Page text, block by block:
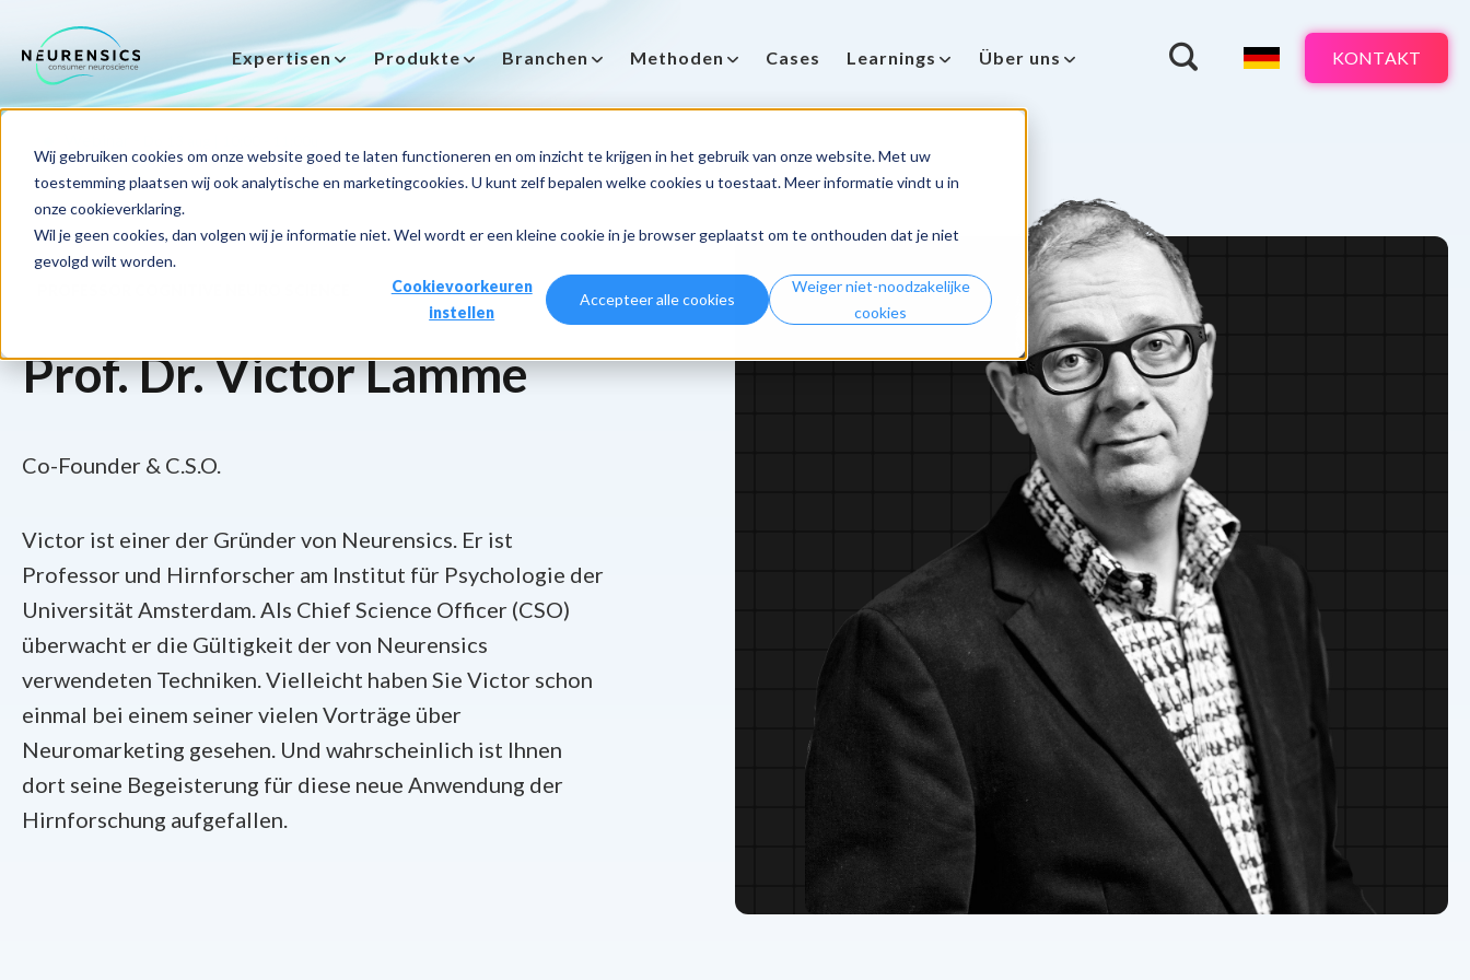
Wij gebruiken cookies om onze website goed te laten functioneren en om inzicht te krijgen in het gebruik van onze website. Met uw
toestemming plaatsen wij ook analytische en marketingcookies. U kunt zelf bepalen welke cookies u toestaat. Meer informatie vindt u in
onze cookieverklaring.
Wil je geen cookies, dan volgen wij je informatie niet. Wel wordt er een kleine cookie in je browser geplaatst om te onthouden dat je niet
gevolgd wilt worden.
Cookievoorkeuren
instellen
Accepteer alle cookies
Weiger niet-noodzakelijke
cookies
Expertisen Produkte Branchen Methoden Cases Learnings Über uns KONTAKT
Prof. Dr. Victor Lamme
Co-Founder & C.S.O.
Victor ist einer der Gründer von Neurensics. Er ist
Professor und Hirnforscher am Institut für Psychologie der
Universität Amsterdam. Als Chief Science Officer (CSO)
überwacht er die Gültigkeit der von Neurensics
verwendeten Techniken. Vielleicht haben Sie Victor schon
einmal bei einem seiner vielen Vorträge über
Neuromarketing gesehen. Und wahrscheinlich ist Ihnen
dort seine Begeisterung für diese neue Anwendung der
Hirnforschung aufgefallen.